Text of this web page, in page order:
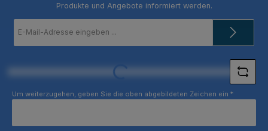
Produkte und Angebote informiert werden.
Mail-
Loading...
Um weiterzugehen, geben Sie die oben abgebildeten Zeichen ein *